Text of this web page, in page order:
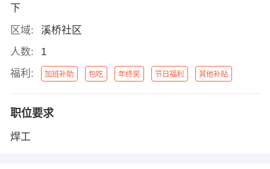
下
区域:
溪桥社区
人数:
1
福利:
加班补助 包吃 年终奖 节日福利 其他补贴
职位要求
焊工